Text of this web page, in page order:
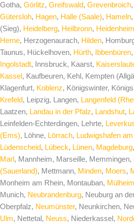
Gotha, Görlitz, Greifswald, Grevenbroich,
Gütersloh, Hagen, Halle (Saale), Hameln,
(Sieg), Heidelberg, Heilbronn,
Herne, Herzogenaurach, Hilden,
Taunus, Hückelhoven, Hürth, Ibbenbüren,
Ingolstadt, Innsbruck, Kaarst,
Kassel , Kaufbeuren, Kehl, Kempten
Klagenfurt, Koblenz, Königswinter,
Krefeld, Leipzig, Langen, Langenfeld
Laatzen, Landau in der Pfalz, Landshut,
Leinfelden-Echterdingen, Lehrte,
(Ems), Löhne, Lörrach, Ludwigshafen
Lüdenscheid, Lübeck, Lünen, Magdeburg,
Marl , Mannheim, Marseille, Memmingen,
(Sauerland), Mettmann, Minden, Moers,
Monheim am Rhein, Montauban,
Munich, Neubrandenburg, Neuburg an
Oberpfalz, Neumünster, Neunkirchen,
Ulm, Nettetal, Neuss, Niederkassel,